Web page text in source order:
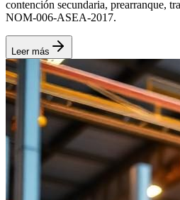
contención secundaria, prearranque,
NOM-006-ASEA-2017.
Leer más